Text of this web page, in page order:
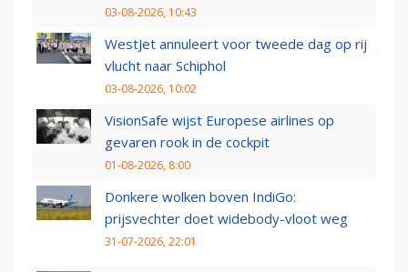
03-08-2026, 10:43
WestJet annuleert voor tweede dag op rij
vlucht naar Schiphol
03-08-2026, 10:02
VisionSafe wijst Europese airlines op
gevaren rook in de cockpit
01-08-2026, 8:00
Donkere wolken boven IndiGo:
prijsvechter doet widebody-vloot weg
31-07-2026, 22:01